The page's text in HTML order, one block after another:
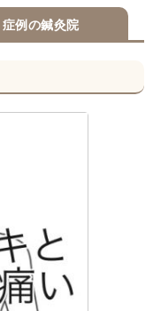
症例の鍼灸院